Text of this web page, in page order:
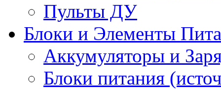
Пульты ДУ
Блоки и Элементы
Аккумуляторы и
Блоки питания